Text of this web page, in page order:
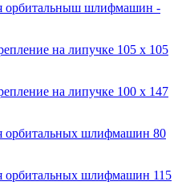
орбитальныш шлифмашин -
на липучке 105 х 105
на липучке 100 х 147
орбитальных шлифмашин 80
орбитальных шлифмашин 115